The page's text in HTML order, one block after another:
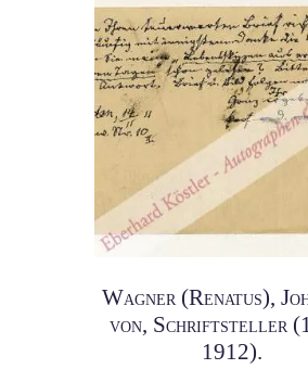
Wagner (Renatus),
von, Schriftsteller
1912).